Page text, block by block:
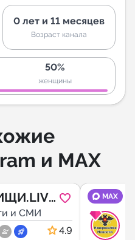
0 лет и 11 месяцев
Возраст канала
50%
женщины
и MAX
и СМИ
4.9
MAX